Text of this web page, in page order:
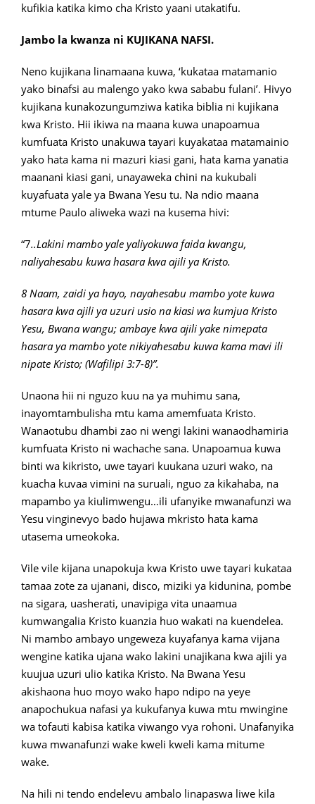
kufikia katika kimo cha Kristo yaani utakatifu.
Jambo la kwanza ni KUJIKANA NAFSI.
Neno kujikana linamaana kuwa, ‘kukataa matamanio
yako binafsi au malengo yako kwa sababu fulani’. Hivyo
kujikana kunakozungumziwa katika biblia ni kujikana
kwa Kristo. Hii ikiwa na maana kuwa unapoamua
kumfuata Kristo unakuwa tayari kuyakataa matamainio
yako hata kama ni mazuri kiasi gani, hata kama yanatia
maanani kiasi gani, unayaweka chini na kukubali
kuyafuata yale ya Bwana Yesu tu. Na ndio maana
mtume Paulo aliweka wazi na kusema hivi:
“7..Lakini mambo yale yaliyokuwa faida kwangu,
naliyahesabu kuwa hasara kwa ajili ya Kristo.
8 Naam, zaidi ya hayo, nayahesabu mambo yote kuwa
hasara kwa ajili ya uzuri usio na kiasi wa kumjua Kristo
Yesu, Bwana wangu; ambaye kwa ajili yake nimepata
hasara ya mambo yote nikiyahesabu kuwa kama mavi ili
nipate Kristo; (Wafilipi 3:7-8)”.
Unaona hii ni nguzo kuu na ya muhimu sana,
inayomtambulisha mtu kama amemfuata Kristo.
Wanaotubu dhambi zao ni wengi lakini wanaodhamiria
kumfuata Kristo ni wachache sana. Unapoamua kuwa
binti wa kikristo, uwe tayari kuukana uzuri wako, na
kuacha kuvaa vimini na suruali, nguo za kikahaba, na
mapambo ya kiulimwengu…ili ufanyike mwanafunzi wa
Yesu vinginevyo bado hujawa mkristo hata kama
utasema umeokoka.
Vile vile kijana unapokuja kwa Kristo uwe tayari kukataa
tamaa zote za ujanani, disco, miziki ya kidunina, pombe
na sigara, uasherati, unavipiga vita unaamua
kumwangalia Kristo kuanzia huo wakati na kuendelea.
Ni mambo ambayo ungeweza kuyafanya kama vijana
wengine katika ujana wako lakini unajikana kwa ajili ya
kuujua uzuri ulio katika Kristo. Na Bwana Yesu
akishaona huo moyo wako hapo ndipo na yeye
anapochukua nafasi ya kukufanya kuwa mtu mwingine
wa tofauti kabisa katika viwango vya rohoni. Unafanyika
kuwa mwanafunzi wake kweli kweli kama mitume
wake.
Na hili ni tendo endelevu ambalo linapaswa liwe kila